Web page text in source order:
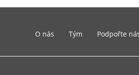
O nás Tým Podpořte